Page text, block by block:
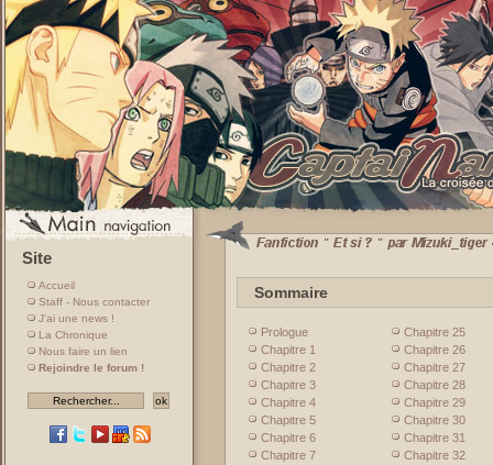
Site
Accueil
Staff - Nous contacter
J'ai une news !
La Chronique
Nous faire un lien
Rejoindre le forum !
Sommaire
Prologue
Chapitre 1
Chapitre 2
Chapitre 3
Chapitre 4
Chapitre 5
Chapitre 6
Chapitre 7
Chapitre 25
Chapitre 26
Chapitre 27
Chapitre 28
Chapitre 29
Chapitre 30
Chapitre 31
Chapitre 32